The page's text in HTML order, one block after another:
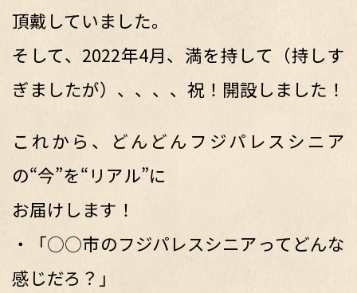
頂戴していました。
そして、2022年4月、満を持して（持しす
ぎましたが）、、、、祝！開設しました！
これから、どんどんフジパレスシニア
の“今”を“リアル”に
お届けします！
・「○○市のフジパレスシニアってどんな
感じだろ？」